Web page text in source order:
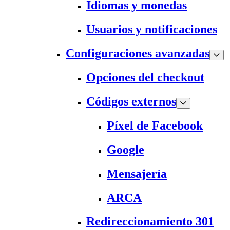
Idiomas y monedas
Usuarios y notificaciones
Configuraciones avanzadas
Opciones del checkout
Códigos externos
Píxel de Facebook
Google
Mensajería
ARCA
Redireccionamiento 301